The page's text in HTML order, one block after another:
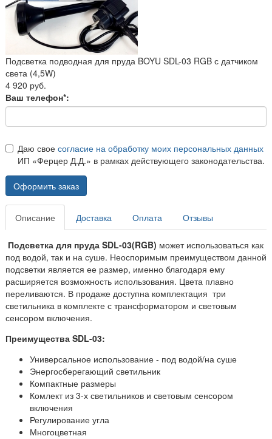
Подсветка подводная для пруда BOYU SDL-03 RGB с датчиком
света (4,5W)
4 920 руб.
Ваш телефон*:
Даю свое согласие на обработку моих персональных данных
ИП «Ферцер Д.Д.» в рамках действующего законодательства.
Оформить заказ
Описание Доставка Оплата Отзывы
Подсветка для пруда SDL-03(RGB) может использоваться как
под водой, так и на суше. Неоспоримым преимуществом данной
подсветки является ее размер, именно благодаря ему
расширяется возможность использования. Цвета плавно
переливаются. В продаже доступна комплектация три
светильника в комплекте с трансформатором и световым
сенсором включения.
Преимущества SDL-03:
Универсальное использование - под водой/на суше
Энергосберегающий светильник
Компактные размеры
Комлект из 3-х светильников и световым сенсором
включения
Регулирование угла
Многоцветная